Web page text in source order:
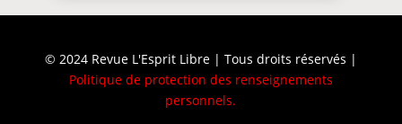
© 2024 Revue L'Esprit Libre | Tous droits réservés |
Politique de protection des renseignements
personnels.